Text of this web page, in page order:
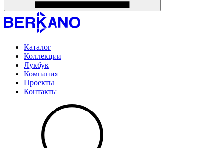
Каталог
Коллекции
Лукбук
Компания
Проекты
Контакты